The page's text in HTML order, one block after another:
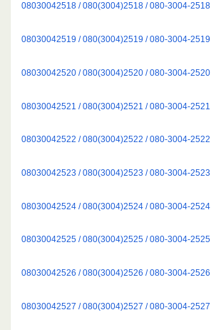
08030042518 / 080(3004)2518 / 080-3004-2518
08030042519 / 080(3004)2519 / 080-3004-2519
08030042520 / 080(3004)2520 / 080-3004-2520
08030042521 / 080(3004)2521 / 080-3004-2521
08030042522 / 080(3004)2522 / 080-3004-2522
08030042523 / 080(3004)2523 / 080-3004-2523
08030042524 / 080(3004)2524 / 080-3004-2524
08030042525 / 080(3004)2525 / 080-3004-2525
08030042526 / 080(3004)2526 / 080-3004-2526
08030042527 / 080(3004)2527 / 080-3004-2527